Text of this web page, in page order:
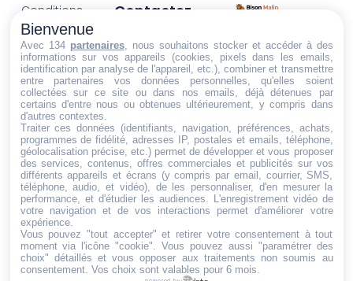
Trouvez ce qu'il vous faut,
au bon endroit
Conditions
générales
de vente
Politique de
cookies
Politique de
confidentialité
Mentions
légales
Conditions de
retour et de
remboursement
Droit de
rétractation
Contactez-
Email:
dt@sasbms.fr
Bienvenue
Avec 134 partenaires, nous souhaitons stocker et accéder à des
informations sur vos appareils (cookies, pixels dans les emails,
identification par analyse de l'appareil, etc.), combiner et transmettre
entre partenaires vos données personnelles, qu'elles soient
collectées sur ce site ou dans nos emails, déjà détenues par
certains d'entre nous ou obtenues ultérieurement, y compris dans
d'autres contextes.
Traiter ces données (identifiants, navigation, préférences, achats,
programmes de fidélité, adresses IP, postales et emails, téléphone,
géolocalisation précise, etc.) permet de développer et vous proposer
des services, contenus, offres commerciales et publicités sur vos
différents appareils et écrans (y compris par email, courrier, SMS,
téléphone, audio, et vidéo), de les personnaliser, d'en mesurer la
performance, et d'étudier les audiences. L'enregistrement vidéo de
votre navigation et de vos interactions permet d'améliorer votre
expérience.
Vous pouvez "tout accepter" et retirer votre consentement à tout
moment via l'icône "cookie" . Vous pouvez aussi "paramétrer des
choix" détaillés et vous opposer aux traitements non soumis au
consentement. Vos choix sont valables pour 6 mois.